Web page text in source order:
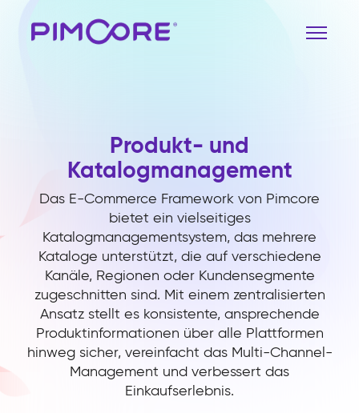
Produkt- und
Katalogmanagement
Das E-Commerce Framework von Pimcore
bietet ein vielseitiges
Katalogmanagementsystem, das mehrere
Kataloge unterstützt, die auf verschiedene
Kanäle, Regionen oder Kundensegmente
zugeschnitten sind. Mit einem zentralisierten
Ansatz stellt es konsistente, ansprechende
Produktinformationen über alle Plattformen
hinweg sicher, vereinfacht das Multi-Channel-
Management und verbessert das
Einkaufserlebnis.